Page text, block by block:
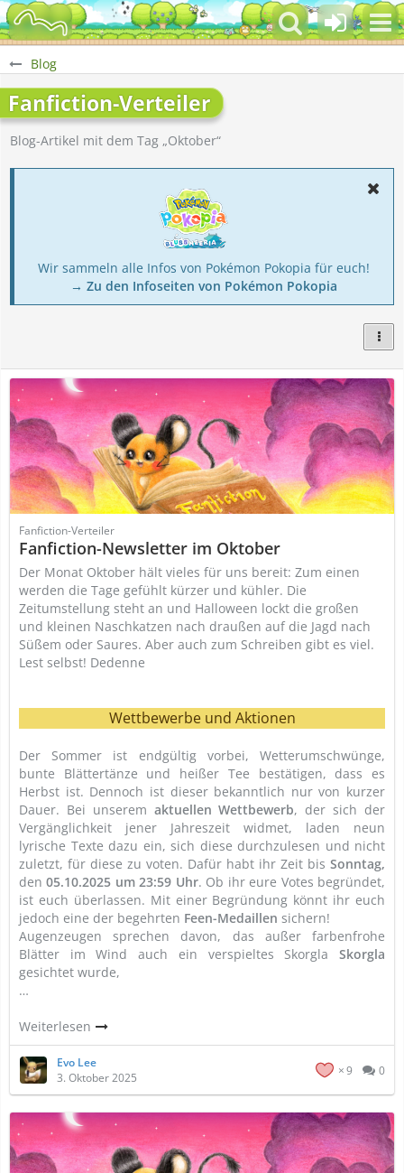
Blog
Fanfiction-Verteiler
Blog-Artikel mit dem Tag „Oktober“
Wir sammeln alle Infos von Pokémon Pokopia für euch!
→ Zu den Infoseiten von Pokémon Pokopia
Fanfiction-Verteiler
Fanfiction-Newsletter im Oktober
Der Monat Oktober hält vieles für uns bereit: Zum einen
werden die Tage gefühlt kürzer und kühler. Die
Zeitumstellung steht an und Halloween lockt die großen
und kleinen Naschkatzen nach draußen auf die Jagd nach
Süßem oder Saures. Aber auch zum Schreiben gibt es viel.
Lest selbst! Dedenne
Wettbewerbe und Aktionen
Der Sommer ist endgültig vorbei, Wetterumschwünge,
bunte Blättertänze und heißer Tee bestätigen, dass es
Herbst ist. Dennoch ist dieser bekanntlich nur von kurzer
Dauer. Bei unserem aktuellen Wettbewerb, der sich der
Vergänglichkeit jener Jahreszeit widmet, laden neun
lyrische Texte dazu ein, sich diese durchzulesen und nicht
zuletzt, für diese zu voten. Dafür habt ihr Zeit bis Sonntag,
den05.10.2025 um 23:59 Uhr. Ob ihr eure Votes begründet,
ist euch überlassen. Mit einer Begründung könnt ihr euch
jedoch eine der begehrten Feen-Medaillen sichern!
Augenzeugen sprechen davon, das außer farbenfrohe
Blätter im Wind auch ein verspieltes Skorgla Skorgla
gesichtet wurde,
…
Weiterlesen
Evo Lee
3. Oktober 2025
9 0